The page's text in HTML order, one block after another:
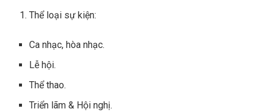
Thể loại sự kiện:
Ca nhạc, hòa nhạc.
Lễ hội.
Thể thao.
Triển lãm & Hội nghị.